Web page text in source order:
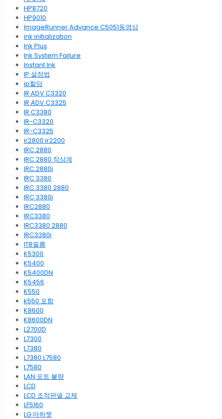
HP8720
HP9010
ImageRunner Advance C5051동영상
ink initialization
Ink Plus
Ink System Failure
Instant Ink
IP 설정법
ip할당
IR ADV C3320
IR ADV C3325
IR C3380
IR-C3320
IR-C3325
ir2800 ir2200
IRC 2880
IRC 2880 작상계
IRC 2880i
IRC 3380
IRC 3380 2880
IRC 3380i
IRC2880
IRC3380
IRC3380 2880
IRC3380i
ITB필름
K5300
K5400
K5400DN
K5456
K550
k550 포함
K8600
K8600DN
L2700D
L7300
L7380
L7380 L7580
L7580
LAN 포트 불량
LCD
LCD 조작판넬 교체
LF5160
LG 마하젯